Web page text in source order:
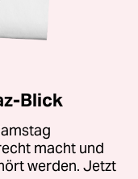
Blick
macht und
werden. Jetzt